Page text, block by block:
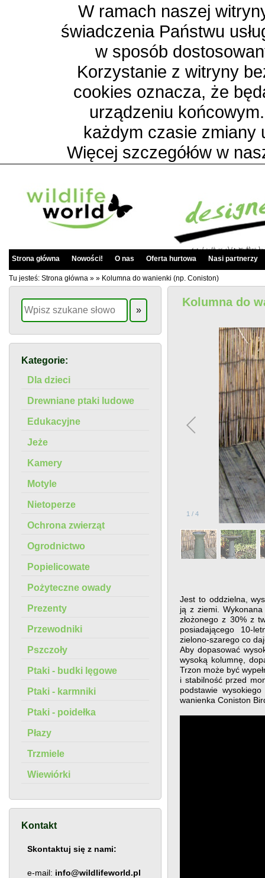
W ramach naszej
świadczenia Państwu
w sposób
Korzystanie z witryny
cookies oznacza, że
urządzeniu
każdym czasie zmiany
Więcej szczegółów w
Strona główna Nowości! O nas Oferta hurtowa Nasi partnerzy
Tu jesteś: Strona główna » » Kolumna do wanienki (np. Coniston)
Kategorie:
Dla dzieci
Drewniane ptaki ludowe
Edukacyjne
Jeże
Kamery
Motyle
Nietoperze
Ochrona zwierząt
Ogrodnictwo
Popielicowate
Pożyteczne owady
Prezenty
Przewodniki
Pszczoły
Ptaki - budki lęgowe
Ptaki - karmniki
Ptaki - poidełka
Płazy
Trzmiele
Wiewiórki
Kontakt
Skontaktuj się z nami:
e-mail: info@wildlifeworld.pl
Kolumna do
1 / 4
Jest to oddzielna,
ją z ziemi.
złożonego z 30% z
posiadającego 10-
zielono-szarego co
Aby dopasować
wysoką kolumnę,
Trzon może być
i stabilność przed
podstawie
wanienka Coniston